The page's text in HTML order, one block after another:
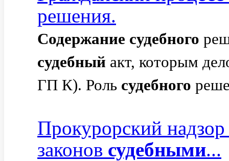
решения.
Содержание судебного
судебный акт, которым
ГП К). Роль судебного
Прокурорский
законов судебными...